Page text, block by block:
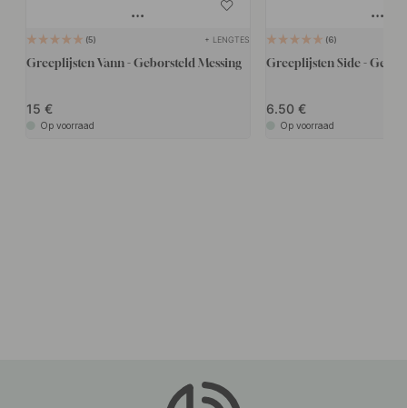
5 + LENGTES
Greeplijsten Vann - Geborsteld Messing
15
Op voorraad
6
Greeplijsten Side -
6.50
Op voorraad